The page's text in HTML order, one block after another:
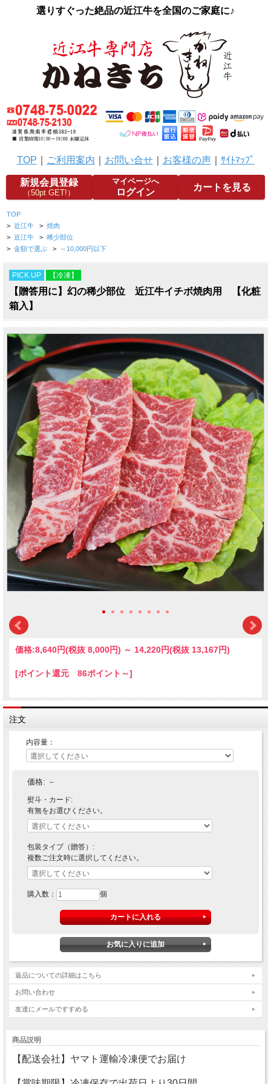
選りすぐった絶品の近江牛を全国のご家庭に♪
TOP ご利用案内 お問い合せ｜ お客様の声｜ ｻｲﾄﾏｯﾌﾟ
新規会員登録
（50pt GET!）
マイページへ
ログイン カートを見る
TOP
> 近江牛 > 焼肉
> 近江牛 > 稀少部位
> 金額で選ぶ > ～10,000円以下
PICK UP 【冷凍】
【贈答用に】幻の稀少部位 近江牛イチボ焼肉用 【化粧
箱入】
価格:8,640円(税抜 8,000円) ～ 14,220円(税抜 13,167円)
[ポイント還元 86ポイント～]
注文
内容量：
価格: －
熨斗・カード:
有無をお選びください。
包装タイプ（贈答）:
複数ご注文時に選択してください。
購入数： 個
返品についての詳細はこちら
お問い合わせ
友達にメールですすめる
商品説明
【配送会社】ヤマト運輸冷凍便でお届け